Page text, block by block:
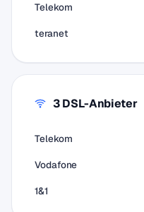
Telekom
teranet
3 DSL-Anbieter
Telekom
Vodafone
1&1